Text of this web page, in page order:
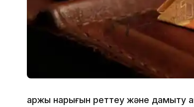
Қаржы нарығын реттеу және дамыту